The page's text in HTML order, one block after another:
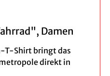
Damen
T-Shirt bringt das
direkt in